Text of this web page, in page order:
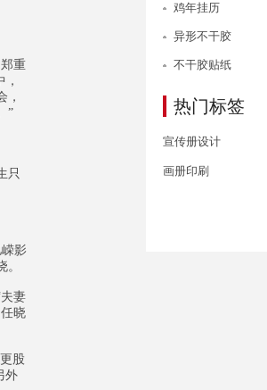
重
，
”
只
影
妻
晓
股
外
鸡年挂历
异形不干胶
不干胶贴纸
热门标签
宣传册设计
画册印刷